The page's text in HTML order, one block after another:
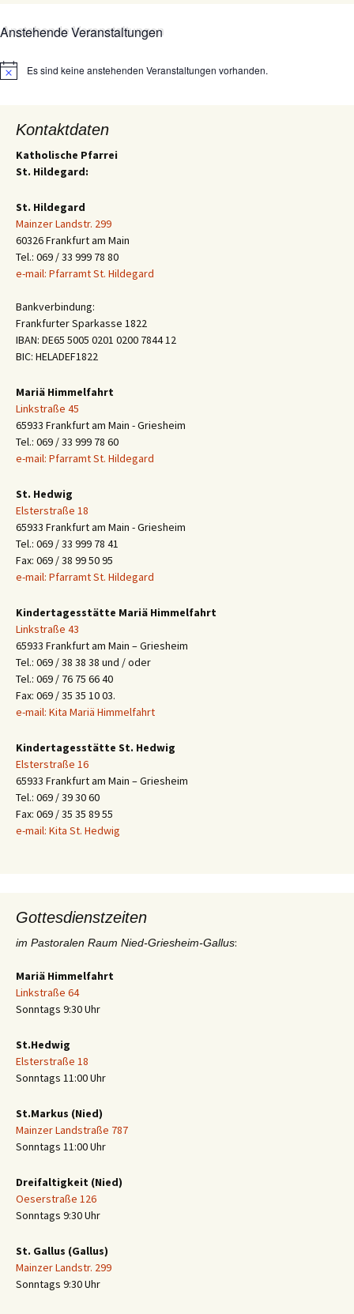
Anstehende Veranstaltungen
HinweisEs sind keine anstehenden Veranstaltungen vorhanden.
Kontaktdaten
Katholische Pfarrei
St. Hildegard:
St. Hildegard
Mainzer Landstr. 299
60326 Frankfurt am Main
Tel.: 069 / 33 999 78 80
e-mail: Pfarramt St. Hildegard
Bankverbindung:
Frankfurter Sparkasse 1822
IBAN: DE65 5005 0201 0200 7844 12
BIC: HELADEF1822
Mariä Himmelfahrt
Linkstraße 45
65933 Frankfurt am Main - Griesheim
Tel.: 069 / 33 999 78 60
e-mail: Pfarramt St. Hildegard
St. Hedwig
Elsterstraße 18
65933 Frankfurt am Main - Griesheim
Tel.: 069 / 33 999 78 41
Fax: 069 / 38 99 50 95
e-mail: Pfarramt St. Hildegard
Kindertagesstätte Mariä Himmelfahrt
Linkstraße 43
65933 Frankfurt am Main – Griesheim
Tel.: 069 / 38 38 38 und / oder
Tel.: 069 / 76 75 66 40
Fax: 069 / 35 35 10 03.
e-mail: Kita Mariä Himmelfahrt
Kindertagesstätte St. Hedwig
Elsterstraße 16
65933 Frankfurt am Main – Griesheim
Tel.: 069 / 39 30 60
Fax: 069 / 35 35 89 55
e-mail: Kita St. Hedwig
Gottesdienstzeiten
im Pastoralen Raum Nied-Griesheim-Gallus:
Mariä Himmelfahrt
Linkstraße 64
Sonntags 9:30 Uhr
St.Hedwig
Elsterstraße 18
Sonntags 11:00 Uhr
St.Markus (Nied)
Mainzer Landstraße 787
Sonntags 11:00 Uhr
Dreifaltigkeit (Nied)
Oeserstraße 126
Sonntags 9:30 Uhr
St. Gallus (Gallus)
Mainzer Landstr. 299
Sonntags 9:30 Uhr